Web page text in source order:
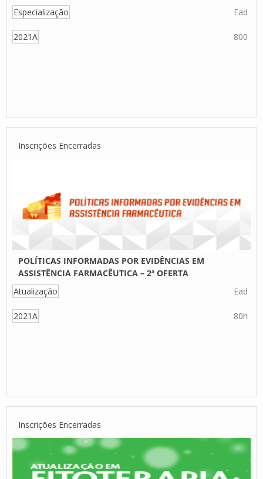
Especialização
Ead
2021A 800
Inscrições Encerradas
POLÍTICAS INFORMADAS POR EVIDÊNCIAS EM
ASSISTÊNCIA FARMACÊUTICA – 2ª OFERTA
Atualização
Ead
2021A 80h
Inscrições Encerradas